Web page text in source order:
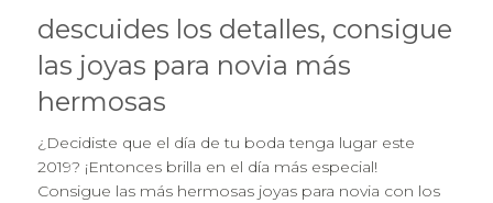
descuides los detalles, consigue
las joyas para novia más
hermosas
¿Decidiste que el día de tu boda tenga lugar este
2019? ¡Entonces brilla en el día más especial!
Consigue las más hermosas joyas para novia con los